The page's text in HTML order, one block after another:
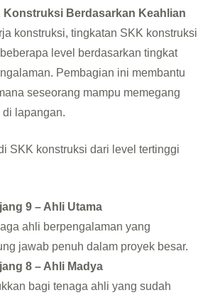
Konstruksi Berdasarkan Keahlian
konstruksi, tingkatan SKK konstruksi
level berdasarkan tingkat
Pembagian ini membantu
seseorang mampu memegang
lapangan.
SKK konstruksi dari level tertinggi
9 – Ahli Utama
ahli berpengalaman yang
jawab penuh dalam proyek besar.
8 – Ahli Madya
bagi tenaga ahli yang sudah